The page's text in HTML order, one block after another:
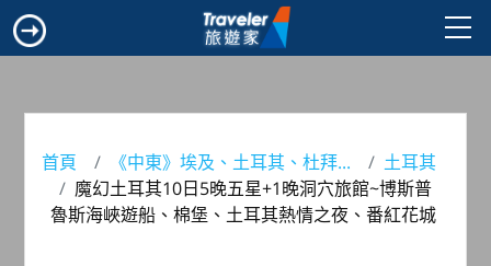
首頁 《中東》埃及、土耳其、杜拜...
土耳其
魔幻土耳其10日5晚五星+1晚洞穴旅館~博斯普
魯斯海峽遊船、棉堡、土耳其熱情之夜、番紅花城